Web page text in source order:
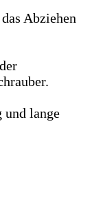
Abziehen
und lange